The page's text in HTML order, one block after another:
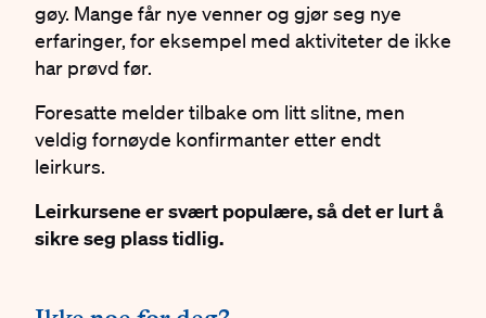
gøy. Mange får nye venner og gjør seg nye
erfaringer, for eksempel med aktiviteter de ikke
har prøvd før.
Foresatte melder tilbake om litt slitne, men
veldig fornøyde konfirmanter etter endt
leirkurs.
Leirkursene er svært populære, så det er lurt å
sikre seg plass tidlig.